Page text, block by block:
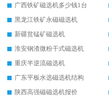
广西铁矿磁选机多少钱1台
黑龙江铁矿永磁磁选机
新疆贫锰矿磁选机
淮安钢渣微粉干式磁选机
重庆半逆流磁选机
广东平板水选磁选机结构
陕西高强磁磁选机报价